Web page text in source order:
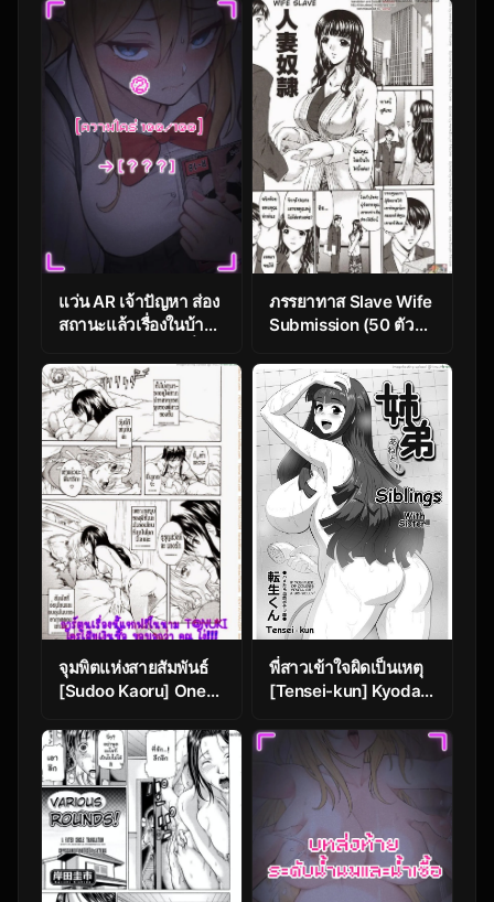
แว่น AR เจ้าปัญหา ส่อง
สถานะแล้วเรื่องในบ้าน
[Pz-x] My AR
glasses can see
various stats about
my foster sister
ภรรยาทาส Slave Wife
Submission (50 ตัว
จุมพิตแห่งสายสัมพันธ์
[Sudoo Kaoru] Onee-
My Sister’s Lips
พี่สาวเข้าใจผิดเป็นเหตุ
[Tensei-kun] Kyodai
With Sister!!(COMIC
Masyo 2012-01)